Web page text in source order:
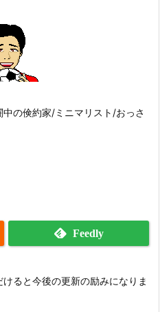
の倹約家/ミニマリスト/おっさ
Feedly
ると今後の更新の励みになりま